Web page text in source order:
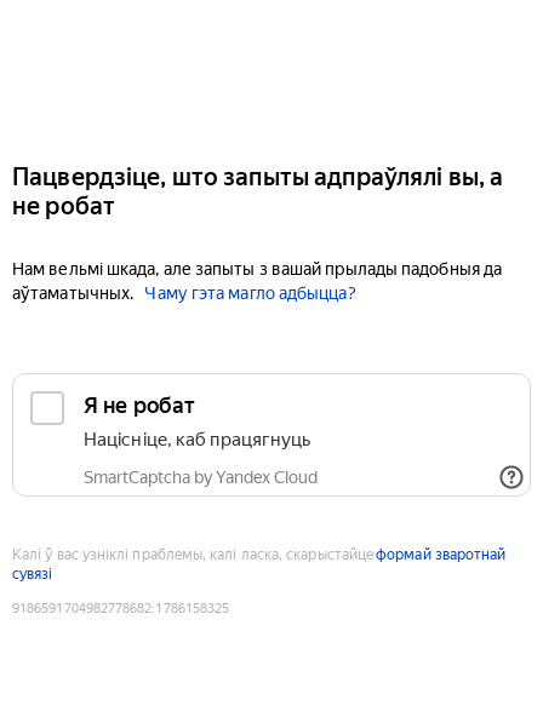
Пацвердзіце, што запыты адпраўлялі вы, а
не робат
Нам вельмі шкада, але запыты з вашай прылады падобныя да
аўтаматычных.
Чаму гэта магло адбыцца?
Я не робат
Націсніце, каб працягнуць
SmartCaptcha by Yandex Cloud
Калі ў вас узніклі праблемы, калі ласка, скарыстайцеформай зваротнай
сувязі
9186591704982778682:1786158325